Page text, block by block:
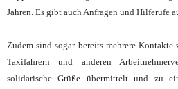
Jahren. Es gibt auch Anfragen und Hilferufe
Zudem sind sogar bereits mehrere
Taxifahrern und anderen
solidarische Grüße übermittelt und zu